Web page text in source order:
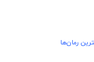
رمان‌ها